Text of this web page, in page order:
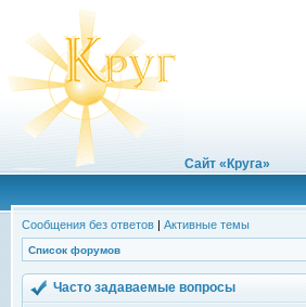
Сайт «Круга»
Сообщения без ответов | Активные темы
Список форумов
Часто задаваемые вопросы